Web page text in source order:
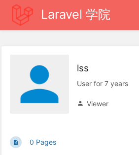
Laravel 学院
lss
User for 7 years
Viewer
0 Pages